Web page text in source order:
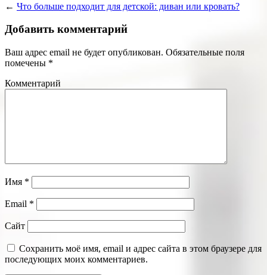
← Что больше подходит для детской: диван или кровать?
Добавить комментарий
Ваш адрес email не будет опубликован. Обязательные поля
помечены *
Комментарий
Имя *
Email *
Сайт
Сохранить моё имя, email и адрес сайта в этом браузере для
последующих моих комментариев.